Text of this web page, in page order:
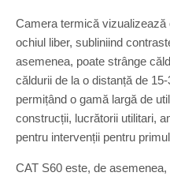
Camera termică
ochiul liber, subliniind
asemenea, poate strânge
căldurii de la o distanță de
permițând o gamă largă de
construcții, lucrătorii utilitari,
pentru intervenții pentru
CAT S60 este, de